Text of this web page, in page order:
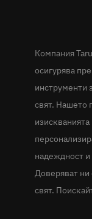
Компания
осигурява
инструменти
свят. Нашето
надеждност и
Доверяват ни
свят.